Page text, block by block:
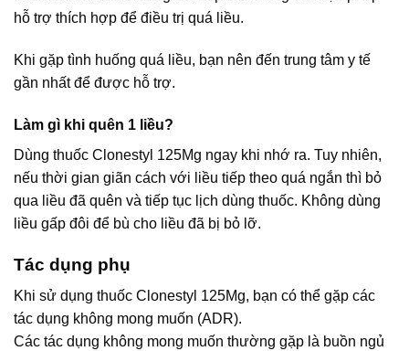
hỗ trợ thích hợp để điều trị quá liều.
Khi gặp tình huống quá liều, bạn nên đến trung tâm y tế
gần nhất để được hỗ trợ.
Làm gì khi quên 1 liều?
Dùng thuốc Clonestyl 125Mg ngay khi nhớ ra. Tuy nhiên,
nếu thời gian giãn cách với liều tiếp theo quá ngắn thì bỏ
qua liều đã quên và tiếp tục lịch dùng thuốc. Không dùng
liều gấp đôi để bù cho liều đã bị bỏ lỡ.
Tác dụng phụ
Khi sử dụng thuốc Clonestyl 125Mg, bạn có thể gặp các
tác dụng không mong muốn (ADR).
Các tác dụng không mong muốn thường gặp là buồn ngủ